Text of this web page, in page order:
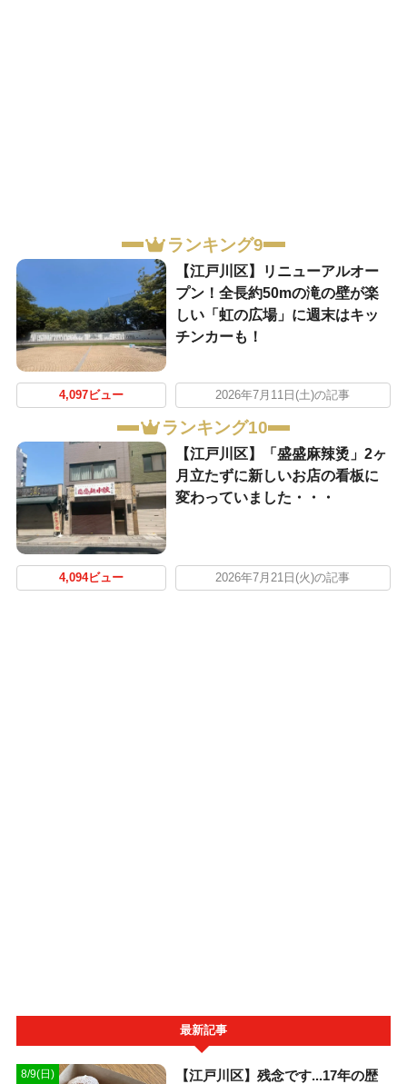
ランキング9
【江戸川区】リニューアルオー
プン！全長約50mの滝の壁が楽
しい「虹の広場」に週末はキッ
チンカーも！
4,097ビュー 2026年7月11日(土)の記事
ランキング10
【江戸川区】「盛盛麻辣烫」2ヶ
月立たずに新しいお店の看板に
変わっていました・・・
4,094ビュー 2026年7月21日(火)の記事
最新記事
8/9(日)
【江戸川区】残念です...17年の歴